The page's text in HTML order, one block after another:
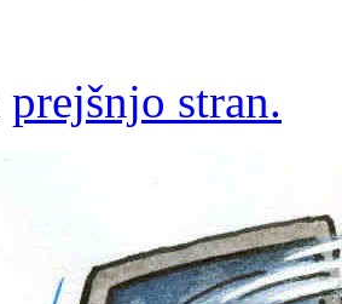
prejšnjo stran.